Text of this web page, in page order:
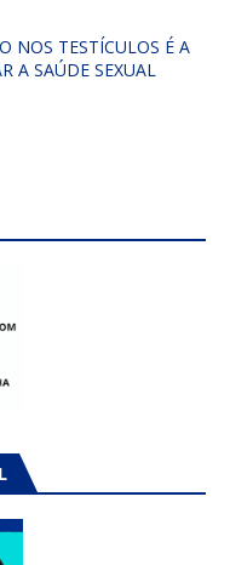
NOS TESTÍCULOS É A
A SAÚDE SEXUAL